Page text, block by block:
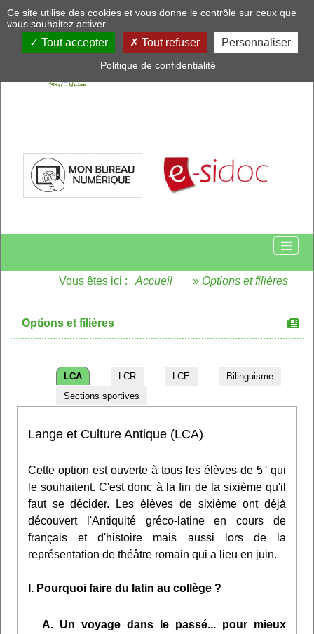
Vous êtes ici : Accueil » Options et filières
Options et filières
LCA LCR LCE
Bilinguisme
Sections sportives
Lange et Culture Antique (LCA)
Cette option est ouverte à tous les élèves de 5° qui
le souhaitent. C'est donc à la fin de la sixième qu'il
faut se décider. Les élèves de sixième ont déjà
découvert l'Antiquité gréco-latine en cours de
français et d'histoire mais aussi lors de la
représentation de théâtre romain qui a lieu en juin.
I. Pourquoi faire du latin au collège ?
A. Un voyage dans le passé... pour mieux
Ce site utilise des cookies et vous donne le contrôle sur ceux que
vous souhaitez activer
Tout accepter Tout refuser Personnaliser
Politique de confidentialité